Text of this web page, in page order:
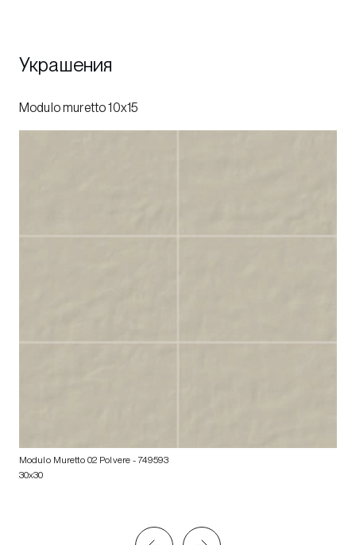
Украшения
Modulo muretto 10x15
Modulo Muretto 02 Polvere - 749593
30x30